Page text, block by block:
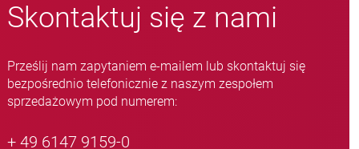
Skontaktuj się z nami
Prześlij nam zapytaniem e-mailem lub skontaktuj się
bezpośrednio telefonicznie z naszym zespołem
sprzedażowym pod numerem:
+ 49 6147 9159-0